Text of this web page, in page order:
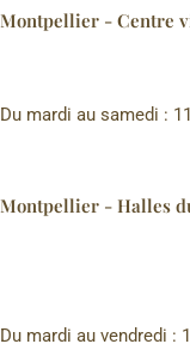
Montpellier - Centre
Du mardi au samedi :
Montpellier - Halles
Du mardi au vendredi :